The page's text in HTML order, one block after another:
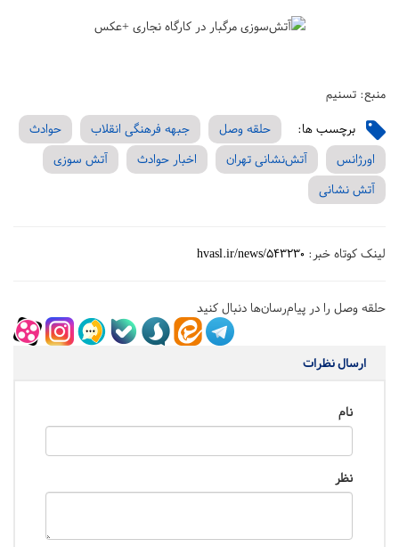
منبع: تسنیم
برچسب ها: حلقه وصل جبهه فرهنگی انقلاب
حوادث
اورژانس
آتش‌نشانی تهران اخبار حوادث
آتش سوزی
آتش نشانی
لینک کوتاه خبر: hvasl.ir/news/543230
حلقه وصل را در پیام‌رسان‌ها دنبال کنید
ارسال نظرات
نام
نظر